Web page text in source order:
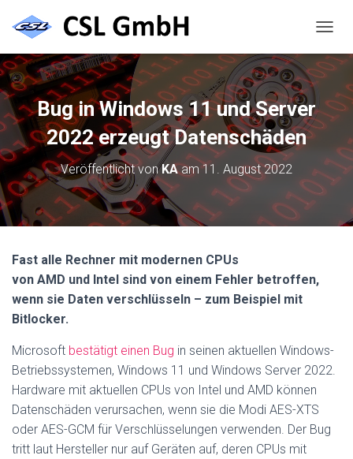
A
V
G
A
T
O
N
Bug in Windows 11 und Server
2022 erzeugt Datenschäden
Veröffentlicht vonKAam11. August 2022
Fast alle Rechner mit modernen CPUs
von AMD und Intel sind von einem Fehler betroffen,
wenn sie Daten verschlüsseln – zum Beispiel mit
Bitlocker.
Microsoft bestätigt einen Bug in seinen aktuellen Windows-
Betriebssystemen, Windows 11 und Windows Server 2022.
Hardware mit aktuellen CPUs von Intel und AMD können
Datenschäden verursachen, wenn sie die Modi AES-XTS
oder AES-GCM für Verschlüsselungen verwenden. Der Bug
tritt laut Hersteller nur auf Geräten auf, deren CPUs mit